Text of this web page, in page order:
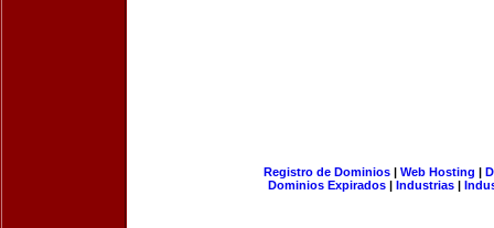
Registro de Dominios| Web Hosting |
Dominios Expirados | Industrias |